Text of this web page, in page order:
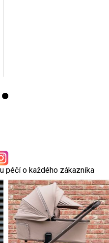
péčí o každého zákazníka